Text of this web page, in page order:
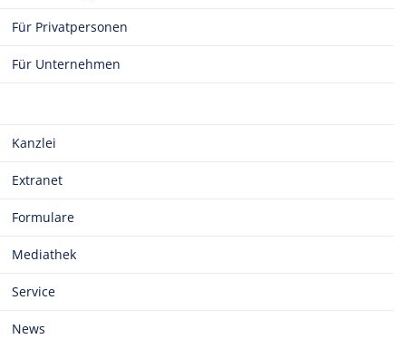
Für Privatpersonen
Für Unternehmen
Kanzlei
Extranet
Formulare
Mediathek
Service
News